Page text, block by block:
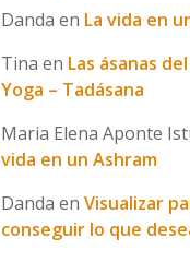
Danda en La vida en
Tina en Las ásanas
Yoga – Tadásana
Maria Elena Aponte
vida en un Ashram
Danda en Visualizar
conseguir lo que